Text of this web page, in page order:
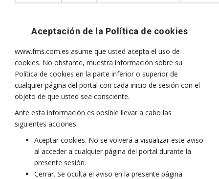
Aceptación de la Política de cookies
www.fms.com.es asume que usted acepta el uso de
cookies. No obstante, muestra información sobre su
Política de cookies en la parte inferior o superior de
cualquier página del portal con cada inicio de sesión con el
objeto de que usted sea consciente.
Ante esta información es posible llevar a cabo las
siguientes acciones:
Aceptar cookies. No se volverá a visualizar este aviso
al acceder a cualquier página del portal durante la
presente sesión.
Cerrar. Se oculta el aviso en la presente página.